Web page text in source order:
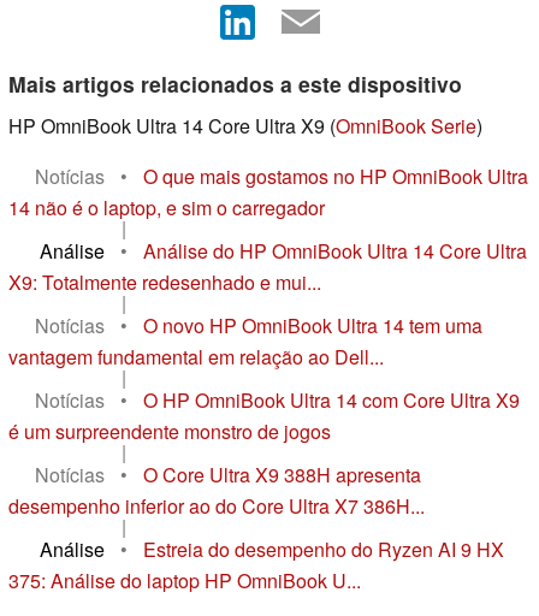
Mais artigos relacionados a este dispositivo
HP OmniBook Ultra 14 Core Ultra X9 (OmniBook Serie)
Notícias
•
O que mais gostamos no HP OmniBook Ultra
14 não é o laptop, e sim o carregador
|
Análise
•
Análise do HP OmniBook Ultra 14 Core Ultra
X9: Totalmente redesenhado e mui...
|
Notícias
•
O novo HP OmniBook Ultra 14 tem uma
vantagem fundamental em relação ao Dell...
|
Notícias
•
O HP OmniBook Ultra 14 com Core Ultra X9
é um surpreendente monstro de jogos
|
Notícias
•
O Core Ultra X9 388H apresenta
desempenho inferior ao do Core Ultra X7 386H...
|
Análise
•
Estreia do desempenho do Ryzen AI 9 HX
375: Análise do laptop HP OmniBook U...